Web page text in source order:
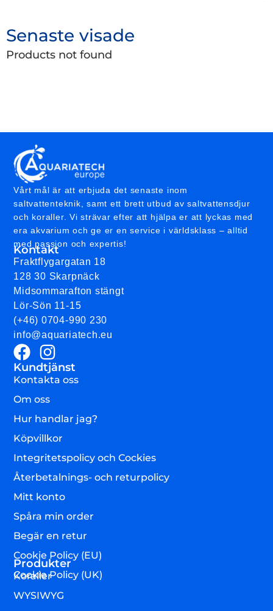
Senaste visade
Products not found
Vårt mål är att erbjuda det senaste inom
saltvattenteknik, samt ett brett utbud av saltvattensdjur
och koraller. Vi strävar efter att hjälpa er att lyckas med
era akvarium och ge er en service i världsklass – alltid
med passion och expertis!
Kontakt
Fraktflygargatan 18
128 30 Skarpnäck
Midsommarafton stängt
Lör-Sön 11-15
(+46) 0704-990 230
info@aquariatech.eu
Kundtjänst
Kontakta oss
Om oss
Hur handlar jag?
Köpvillkor
Integritetspolicy och Cockies
Återbetalnings- och returpolicy
Mitt konto
Spåra min order
Begär en retur
Cookie Policy (EU)
Cookie Policy (UK)
Produkter
Koraller
WYSIWYG